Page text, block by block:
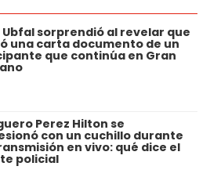
Ubfal sorprendió al revelar que
una carta documento de un
que continúa en Gran
Perez Hilton se
con un cuchillo durante
en vivo: qué dice el
policial